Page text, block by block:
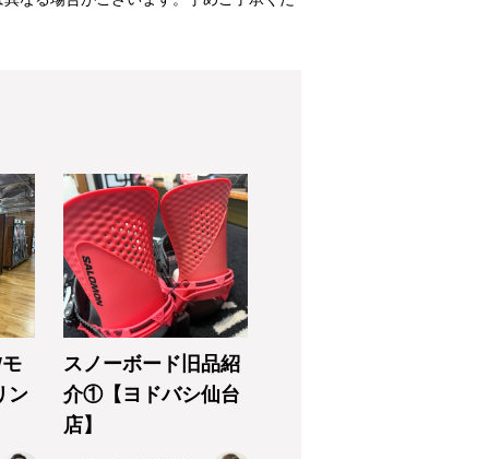
ン
スノーボード旧品紹
介①【ヨドバシ仙台
店】